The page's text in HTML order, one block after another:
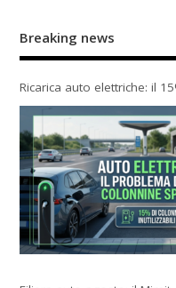
Breaking news
Ricarica auto elettriche: il